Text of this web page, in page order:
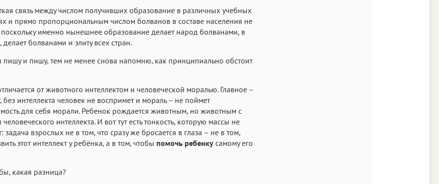
Times New Roman
Аа Аа
Courier New
Аа Аа
SF Mono
связь между числом получивших образование в различных учебных
и прямо пропорциональным числом болванов в составе населения не
поскольку именно нынешнее образование делает народ болванами, в
делает болванами и элиту всех стран.
пишу и пишу, тем не менее снова напомню, как принципиально обстоит
от животного интеллектом и человеческой моралью. Главное –
без интеллекта человек не воспримет и мораль – не поймет
для себя морали. Ребенок рождается животным, но животным с
человеческого интеллекта. И вот тут есть тонкость, которую массы не
задача взрослых не в том, что сразу же бросается в глаза – не в том,
этот интеллект у ребёнка, а в том, чтобы помочь ребенку самому его
какая разница?